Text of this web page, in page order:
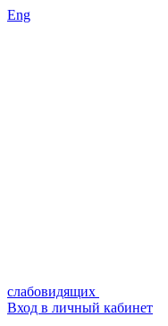
Eng
слабовидящих
Вход в личный кабинет